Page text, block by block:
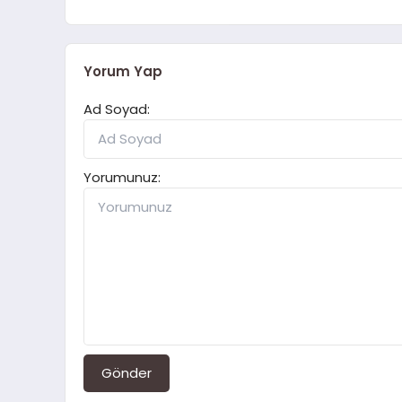
Yorum Yap
Ad Soyad:
Yorumunuz:
Gönder